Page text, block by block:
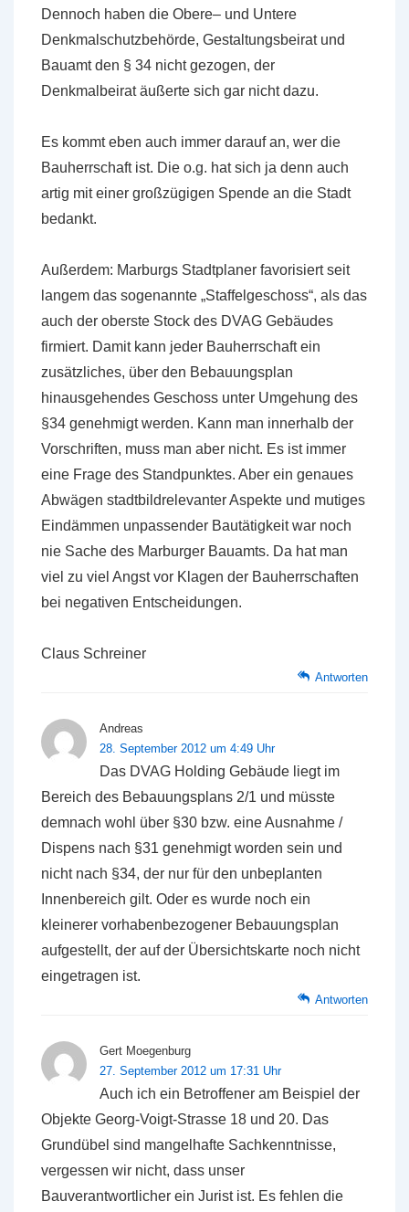
Dennoch haben die Obere– und Untere
Denkmalschutzbehörde, Gestaltungsbeirat und
Bauamt den § 34 nicht gezogen, der
Denkmalbeirat äußerte sich gar nicht dazu.
Es kommt eben auch immer darauf an, wer die
Bauherrschaft ist. Die o.g. hat sich ja denn auch
artig mit einer großzügigen Spende an die Stadt
bedankt.
Außerdem: Marburgs Stadtplaner favorisiert seit
langem das sogenannte „Staffelgeschoss“, als das
auch der oberste Stock des DVAG Gebäudes
firmiert. Damit kann jeder Bauherrschaft ein
zusätzliches, über den Bebauungsplan
hinausgehendes Geschoss unter Umgehung des
§34 genehmigt werden. Kann man innerhalb der
Vorschriften, muss man aber nicht. Es ist immer
eine Frage des Standpunktes. Aber ein genaues
Abwägen stadtbildrelevanter Aspekte und mutiges
Eindämmen unpassender Bautätigkeit war noch
nie Sache des Marburger Bauamts. Da hat man
viel zu viel Angst vor Klagen der Bauherrschaften
bei negativen Entscheidungen.
Claus Schreiner
Antworten
Andreas
28. September 2012 um 4:49 Uhr
Das DVAG Holding Gebäude liegt im
Bereich des Bebauungsplans 2/1 und müsste
demnach wohl über §30 bzw. eine Ausnahme /
Dispens nach §31 genehmigt worden sein und
nicht nach §34, der nur für den unbeplanten
Innenbereich gilt. Oder es wurde noch ein
kleinerer vorhabenbezogener Bebauungsplan
aufgestellt, der auf der Übersichtskarte noch nicht
eingetragen ist.
Antworten
Gert Moegenburg
27. September 2012 um 17:31 Uhr
Auch ich ein Betroffener am Beispiel der
Objekte Georg-Voigt-Strasse 18 und 20. Das
Grundübel sind mangelhafte Sachkenntnisse,
vergessen wir nicht, dass unser
Bauverantwortlicher ein Jurist ist. Es fehlen die